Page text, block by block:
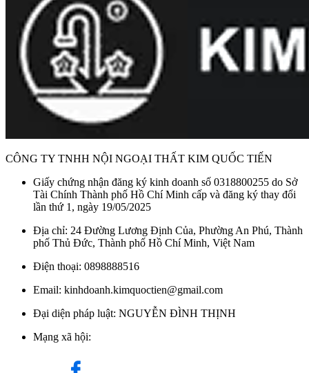
Đối với gà nguyên con, chế độ kết hợp 3 (60% nướng – 40%
vi sóng) sẽ mang lại hiệu quả tốt nhất. Nếu bạn chỉ muốn
nướng thông thường, chế độ kết hợp 4 (100% nướng) là hoàn
hảo cho bánh mì nướng hoặc các loại thức ăn cắt lát.
CÔNG TY TNHH NỘI NGOẠI THẤT KIM QUỐC TIẾN
Giấy chứng nhận đăng ký kinh doanh số 0318800255 do Sở
Tài Chính Thành phố Hồ Chí Minh cấp và đăng ký thay đổi
lần thứ 1, ngày 19/05/2025
Địa chỉ: 24 Đường Lương Định Của, Phường An Phú, Thành
phố Thủ Đức, Thành phố Hồ Chí Minh, Việt Nam
Điện thoại: 0898888516
Email: kinhdoanh.kimquoctien@gmail.com
Đại diện pháp luật: NGUYỄN ĐÌNH THỊNH
Mạng xã hội: